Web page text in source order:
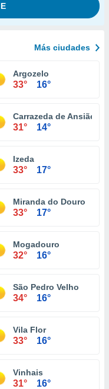
Más ciudades
Argozelo
33° 16°
Carrazeda de Ansiães
31° 14°
Izeda
33° 17°
Miranda do Douro
33° 17°
Mogadouro
32° 16°
São Pedro Velho
34° 16°
Vila Flor
33° 16°
Vinhais
31° 16°